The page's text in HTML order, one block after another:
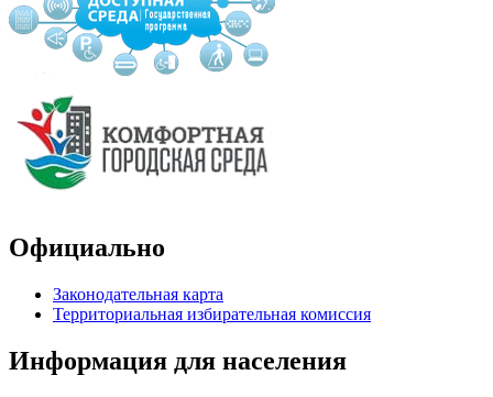
Официально
Законодательная карта
Территориальная избирательная комиссия
Информация для населения